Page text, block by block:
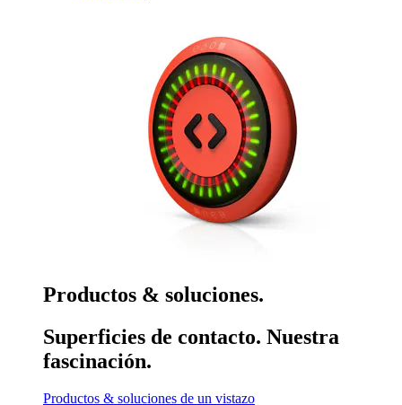
Productos & soluciones.
Superficies de contacto. Nuestra
fascinación.
Productos & soluciones de un vistazo